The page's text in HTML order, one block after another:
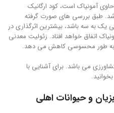
آمونیاک است، کود ارگانیک
طبق بررسی های صورت گرفته
یک به سه باشد، بیشترین اثرگذاری در
اتفاق خواهد افتاد. زئولیت معدنی
به طور محسوسی کاهش می دهد.
می باشد. برای آشنایی با
و حیوانات اهلی